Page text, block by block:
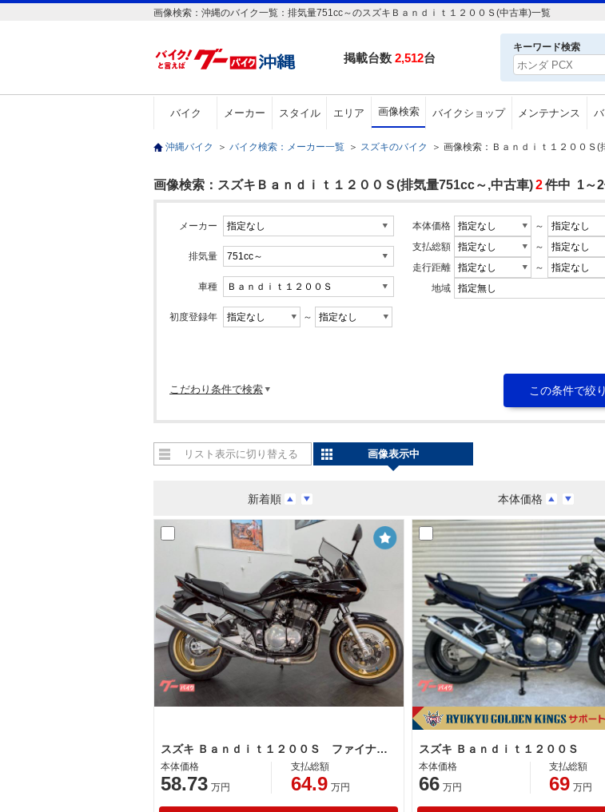
画像検索：沖縄のバイク一覧：排気量751cc～のスズキＢａｎｄｉｔ１２００Ｓ(中古車)一覧
掲載台数 2,512台
キーワード検索
バイク メーカー スタイル エリア 画像検索 バイクショップ メンテナンス
沖縄バイク ＞ バイク検索：メーカー一覧 ＞ スズキのバイク ＞ 画像検索：Ｂａｎｄｉｔ１２００Ｓ(
画像検索：スズキＢａｎｄｉｔ１２００Ｓ(排気量751cc～,中古車)2件中 1～
メーカー
排気量
車種
初度登録年 ～
本体価格
～
支払総額
～
走行距離
～
地域
こだわり条件で検索
新着順 本体価格
リスト表示に切り替える 画像表示中
スズキ Ｂａｎｄｉｔ１２００Ｓ ファイナルエディションＡＢＳ搭載モデル
本体価格
58.73 万円
支払総額
64.9 万円
スズキ Ｂａｎｄｉｔ１２００Ｓ
本体価格
66 万円
支払総額
69 万円